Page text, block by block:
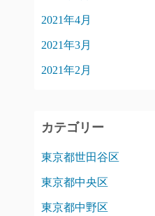
2021年4月
2021年3月
2021年2月
カテゴリー
東京都世田谷区
東京都中央区
東京都中野区